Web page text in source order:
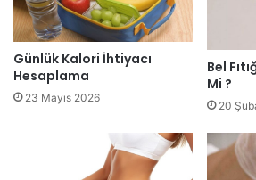
Günlük Kalori İhtiyacı
Hesaplama
23 Mayıs 2026
Bel
Mi ?
20